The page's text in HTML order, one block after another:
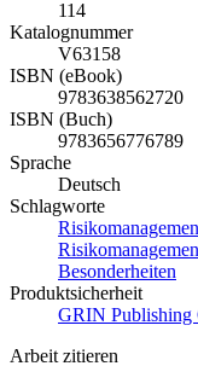
114
Katalognummer
V63158
ISBN (eBook)
9783638562720
ISBN (Buch)
9783656776789
Sprache
Deutsch
Schlagworte
Besonderheiten
Produktsicherheit
GRIN Publishing
Arbeit zitieren